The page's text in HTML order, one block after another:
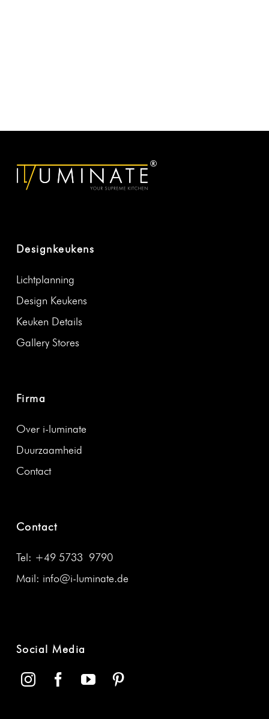
Designkeukens
Licht­plan­ning
Design Keukens
Keuken Details
Gallery Stores
Firma
Over i‑luminate
Duurza­amheid
Con­tact
Contact
Tel: +49 5733 9790
Mail: info@i‑luminate.de
Social Media